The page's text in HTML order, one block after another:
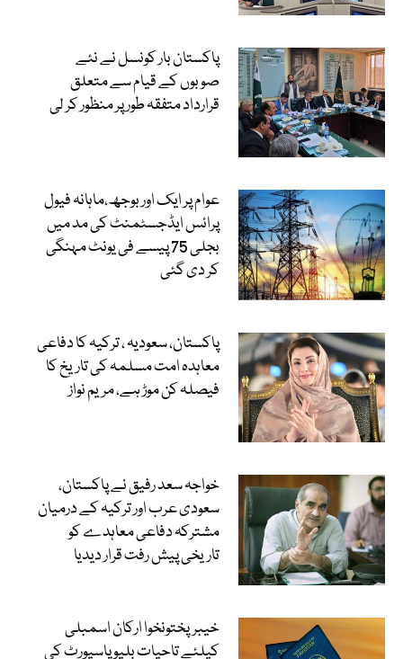
پاکستان بار کونسل نے نئے
صوبوں کے قیام سے متعلق
قرارداد متفقہ طور پر منظور کر لی
عوام پر ایک اور بوجھ،ماہانہ فیول
پرائس ایڈجسٹمنٹ کی مد میں
بجلی 75 پیسے فی یونٹ مہنگی
کر دی گئی
پاکستان، سعودیہ ، ترکیہ کا دفاعی
معاہدہ امت مسلمہ کی تاریخ کا
فیصلہ کن موڑ ہے، مریم نواز
خواجہ سعد رفیق نے پاکستان،
سعودی عرب اور ترکیہ کے درمیان
مشترکہ دفاعی معاہدے کو
تاریخی پیش رفت قرار دیدیا
خیبرپختونخوا ارکان اسمبلی
کیلئے تاحیات بلیو پاسپورٹ کی